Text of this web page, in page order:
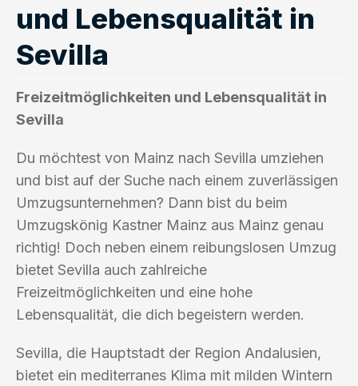
und Lebensqualität in
Sevilla
Freizeitmöglichkeiten und Lebensqualität in
Sevilla
Du möchtest von Mainz nach Sevilla umziehen
und bist auf der Suche nach einem zuverlässigen
Umzugsunternehmen? Dann bist du beim
Umzugskönig Kastner Mainz aus Mainz genau
richtig! Doch neben einem reibungslosen Umzug
bietet Sevilla auch zahlreiche
Freizeitmöglichkeiten und eine hohe
Lebensqualität, die dich begeistern werden.
Sevilla, die Hauptstadt der Region Andalusien,
bietet ein mediterranes Klima mit milden Wintern